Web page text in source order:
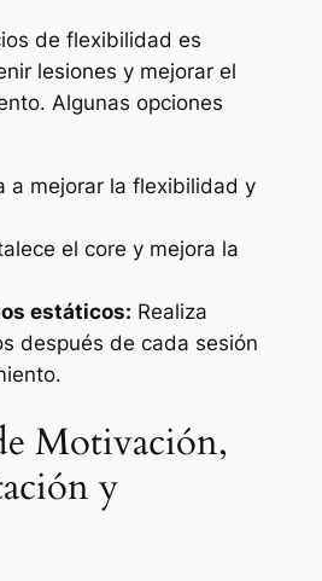
de flexibilidad es
lesiones y mejorar el
Algunas opciones
a mejorar la flexibilidad y
el core y mejora la
estáticos: Realiza
después de cada sesión
Motivación,
y